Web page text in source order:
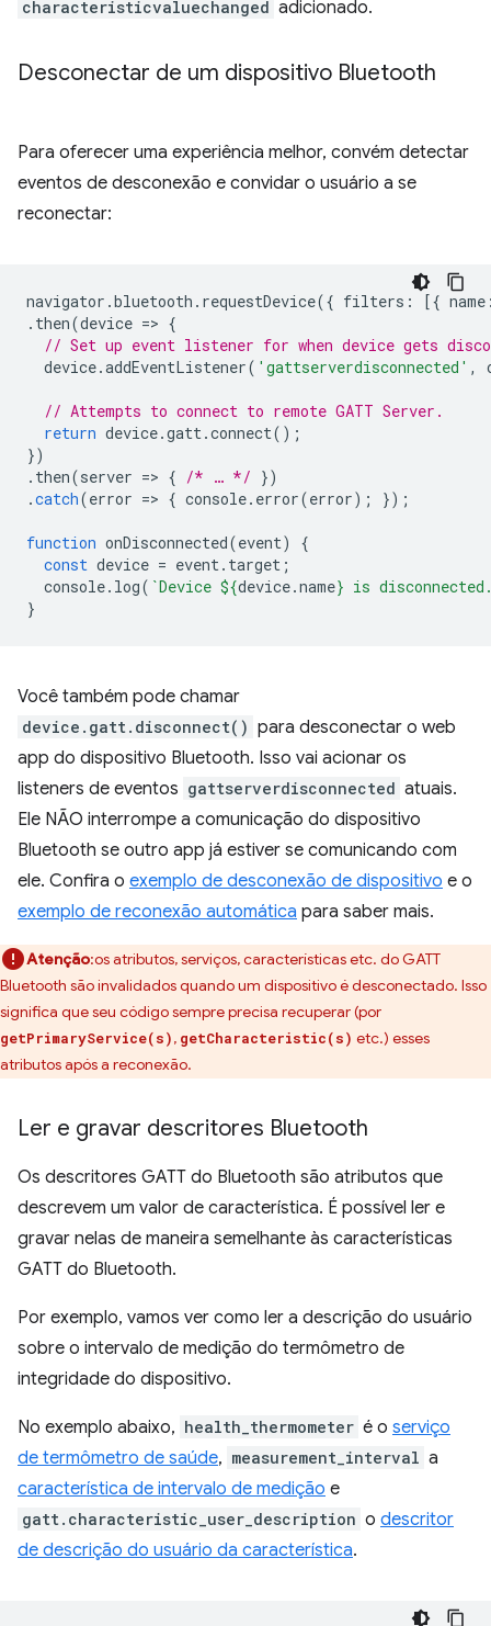
characteristicvaluechanged adicionado.
Desconectar de um dispositivo Bluetooth
Para oferecer uma experiência melhor, convém detectar
eventos de desconexão e convidar o usuário a se
reconectar:
navigator .bluetooth . requestDevice({ filters : [{ name
. then(device => {
// Set up event listener for when device gets
device.addEventListener( 'gattserverdisconnected' ,
// Attempts to connect to remote GATT Server.
return device.gatt.connect();
})
. then(server => { /* … */ })
.catch(error => { console. error(error); });
function onDisconnected(event)
{
const device = event. target ;
console. log( `Device ${device.name} is
}
Você também pode chamar
device.gatt.disconnect() para desconectar o web
app do dispositivo Bluetooth. Isso vai acionar os
listeners de eventos gattserverdisconnected atuais.
Ele NÃO interrompe a comunicação do dispositivo
Bluetooth se outro app já estiver se comunicando com
ele. Confira o exemplo de desconexão de dispositivo e o
exemplo de reconexão automática para saber mais.
Atenção:os atributos, serviços, características etc. do GATT
Bluetooth são invalidados quando um dispositivo é desconectado. Isso
significa que seu código sempre precisa recuperar (por
getPrimaryService(s), getCharacteristic(s) etc.) esses
atributos após a reconexão.
Ler e gravar descritores Bluetooth
Os descritores GATT do Bluetooth são atributos que
descrevem um valor de característica. É possível ler e
gravar nelas de maneira semelhante às características
GATT do Bluetooth.
Por exemplo, vamos ver como ler a descrição do usuário
sobre o intervalo de medição do termômetro de
integridade do dispositivo.
No exemplo abaixo, health_thermometer é o serviço
de termômetro de saúde, measurement_interval a
característica de intervalo de medição e
gatt.characteristic_user_description o descritor
de descrição do usuário da característica.